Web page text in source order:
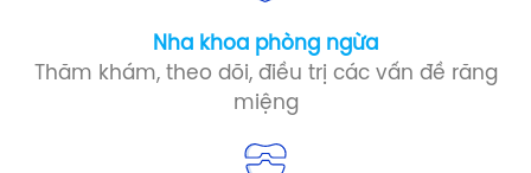
Nha khoa phòng ngừa​
Thăm khám, theo dõi, điều trị các vấn đề răng
miệng